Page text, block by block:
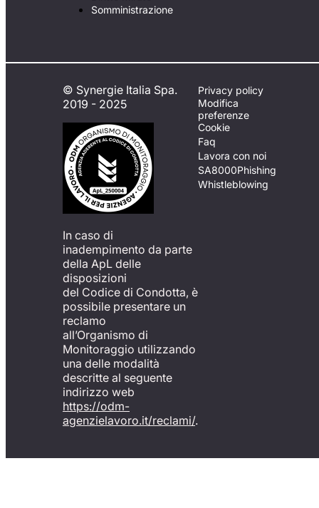
Somministrazione
© Synergie Italia Spa.
2019 - 2025
In caso di
inadempimento da parte
della ApL delle
disposizioni
del Codice di Condotta, è
possibile presentare un
reclamo
all’Organismo di
Monitoraggio utilizzando
una delle modalità
descritte al seguente
indirizzo web
https://odm-
agenzielavoro.it/reclami/.
Privacy policy
Modifica
preferenze
Cookie
Faq
Lavora con noi
SA8000Phishing
Whistleblowing